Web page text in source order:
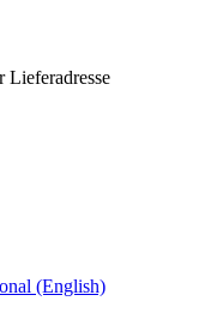
Lieferadresse
(English)